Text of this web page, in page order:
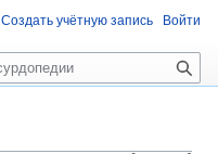
Создать учётную запись Войти